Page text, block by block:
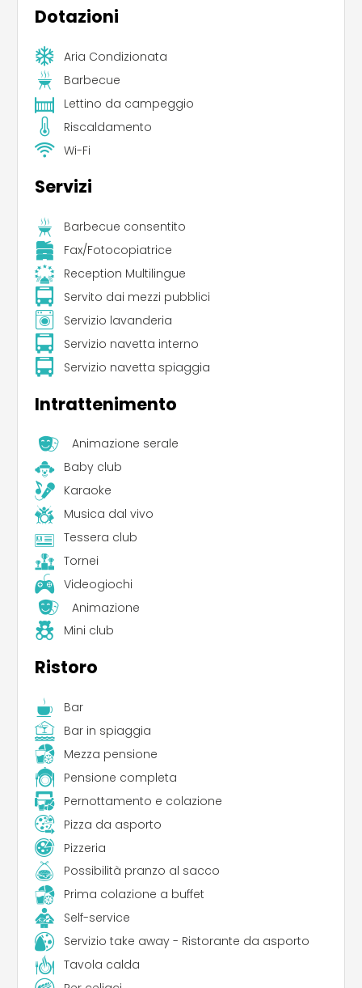
Dotazioni
Aria Condizionata
Barbecue
Lettino da campeggio
Riscaldamento
Wi-Fi
Servizi
Barbecue consentito
Fax/Fotocopiatrice
Reception Multilingue
Servito dai mezzi pubblici
Servizio lavanderia
Servizio navetta interno
Servizio navetta spiaggia
Intrattenimento
Animazione serale
Baby club
Karaoke
Musica dal vivo
Tessera club
Tornei
Videogiochi
Animazione
Mini club
Ristoro
Bar
Bar in spiaggia
Mezza pensione
Pensione completa
Pernottamento e colazione
Pizza da asporto
Pizzeria
Possibilità pranzo al sacco
Prima colazione a buffet
Self-service
Servizio take away - Ristorante da asporto
Tavola calda